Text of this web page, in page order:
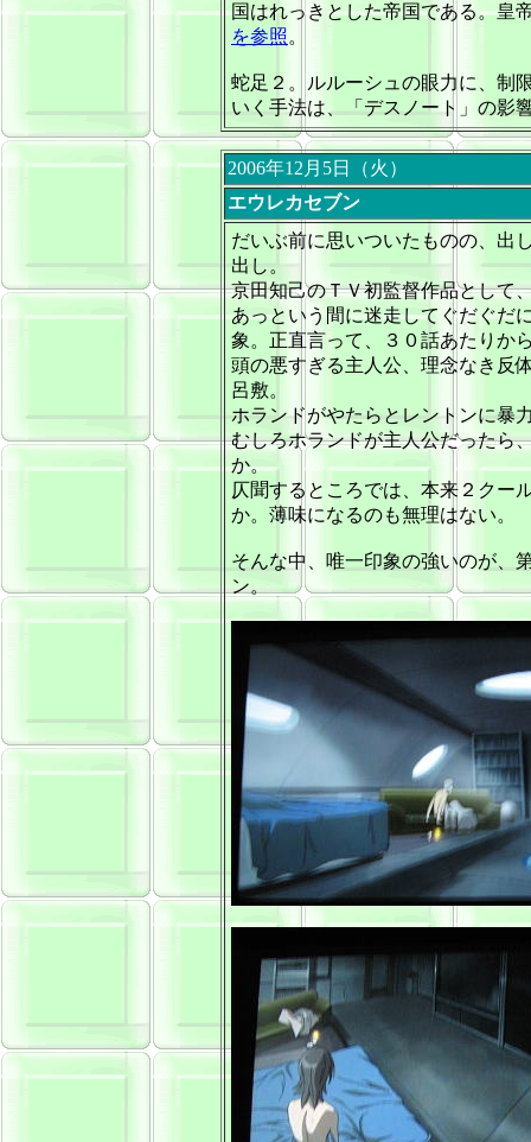
国はれっきとした帝国である。皇
を参照。
蛇足２。ルルーシュの眼力に、制
いく手法は、「デスノート」の影
2006年12月5日（火）
エウレカセブン
だいぶ前に思いついたものの、出
出し。
京田知己のＴＶ初監督作品として
あっという間に迷走してぐだぐだ
象。正直言って、３０話あたりか
頭の悪すぎる主人公、理念なき反
呂敷。
ホランドがやたらとレントンに暴
むしろホランドが主人公だったら
か。
仄聞するところでは、本来２クー
か。薄味になるのも無理はない。
そんな中、唯一印象の強いのが、
ン。